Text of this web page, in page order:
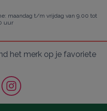
maandag t/m vrijdag van 9.00 tot
uur
het merk op je favoriete